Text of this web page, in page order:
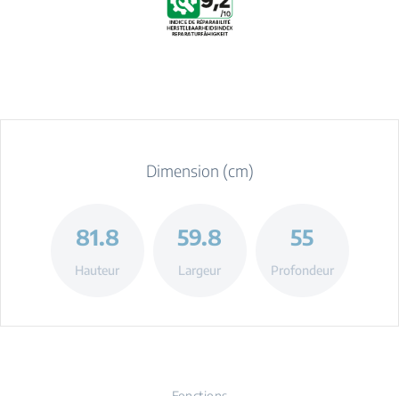
Dimension (cm)
81.8
Hauteur
59.8
Largeur
55
Profondeur